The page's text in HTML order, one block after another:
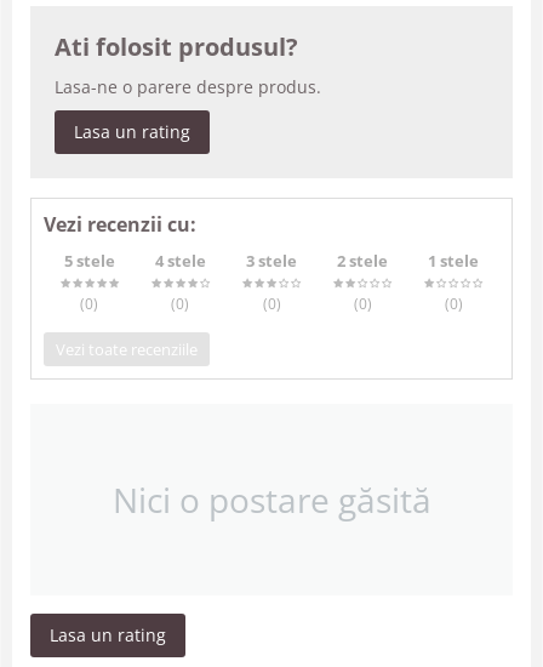
Ati folosit produsul?
Lasa-ne o parere despre produs.
Lasa un rating
Vezi recenzii cu:
5 stele
(0)
4 stele
(0)
3 stele
(0)
2 stele
(0)
1 stele
(0)
Vezi toate recenziile
Nici o postare găsită
Lasa un rating